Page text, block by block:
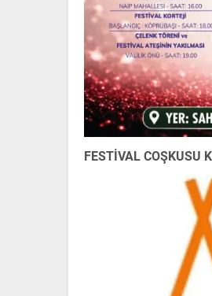
FESTİVAL COŞKUSU